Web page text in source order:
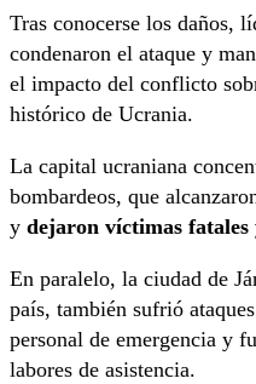
Tras conocerse los daños,
condenaron el ataque y
el impacto del conflicto
histórico de Ucrania.
La capital ucraniana
bombardeos, que
y dejaron víctimas fatales
En paralelo, la ciudad de
país, también sufrió
personal de emergencia y
labores de asistencia.